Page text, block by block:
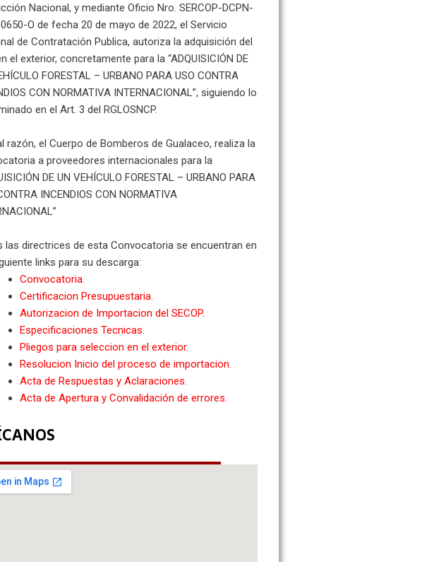
Nacional, y mediante Oficio Nro. SERCOP-DCPN-
O de fecha 20 de mayo de 2022, el Servicio
de Contratación Publica, autoriza la adquisición del
el exterior, concretamente para la “ADQUISICIÓN DE
FORESTAL – URBANO PARA USO CONTRA
CON NORMATIVA INTERNACIONAL”, siguiendo lo
en el Art. 3 del RGLOSNCP.
razón, el Cuerpo de Bomberos de Gualaceo, realiza la
a proveedores internacionales para la
DE UN VEHÍCULO FORESTAL – URBANO PARA
INCENDIOS CON NORMATIVA
las directrices de esta Convocatoria se encuentran en
links para su descarga:
Convocatoria.
Certificacion Presupuestaria.
Autorizacion de Importacion del SECOP.
Especificaciones Tecnicas.
Pliegos para seleccion en el exterior.
Resolucion Inicio del proceso de importacion.
Acta de Respuestas y Aclaraciones.
Acta de Apertura y Convalidación de errores.